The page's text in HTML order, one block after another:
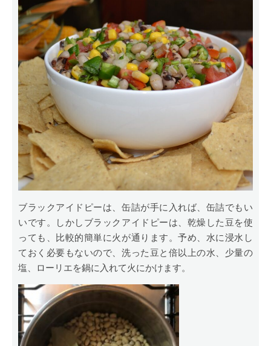
ブラックアイドピーは、缶詰が手に入れば、缶詰でもい
いです。しかしブラックアイドピーは、乾燥した豆を使
っても、比較的簡単に火が通ります。予め、水に浸水し
ておく必要もないので、洗った豆と倍以上の水、少量の
塩、ローリエを鍋に入れて火にかけます。